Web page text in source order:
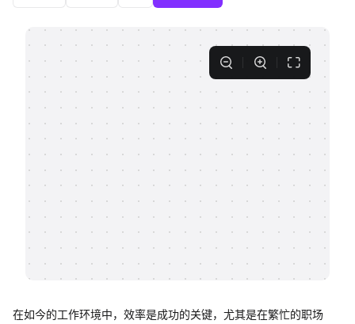
帮助中心
知识分享社区
在如今的工作环境中，效率是成功的关键，尤其是在繁忙的职场